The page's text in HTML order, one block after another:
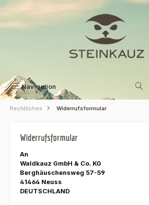
Zum Hauptinhalt springen
Navigation
Rechtliches Widerrufsformular
Widerrufsformular
An
Waldkauz GmbH & Co. KG
Berghäuschensweg 57-59
41464 Neuss
DEUTSCHLAND